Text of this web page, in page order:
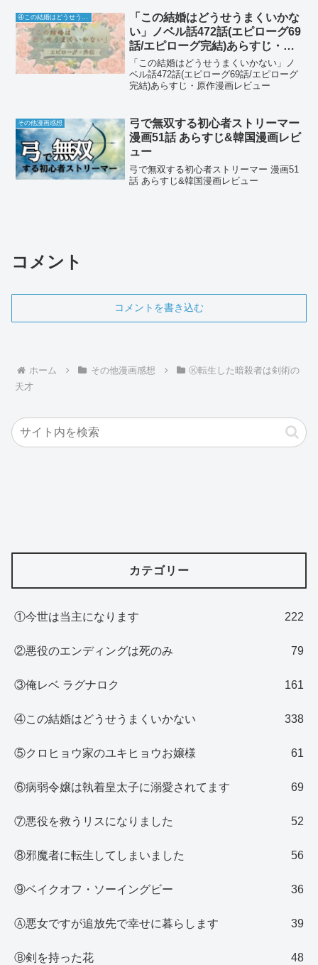
「この結婚はどうせうまくいかな
い」ノベル話472話(エピローグ69
話/エピローグ完結)あらすじ・原
作漫画レビュー
「この結婚はどうせうまくいかない」ノ
ベル話472話(エピローグ69話/エピローグ
完結)あらすじ・原作漫画レビュー
その他漫画感想
弓で無双する初心者ストリーマー
漫画51話 あらすじ&韓国漫画レビ
ュー
弓で無双する初心者ストリーマー 漫画51
話 あらすじ&韓国漫画レビュー
コメント
コメントを書き込む
ホーム その他漫画感想
Ⓚ転生した暗殺者は剣術の
天才
カテゴリー
①今世は当主になります 222
②悪役のエンディングは死のみ 79
③俺レベ ラグナロク 161
④この結婚はどうせうまくいかない 338
⑤クロヒョウ家のユキヒョウお嬢様 61
⑥病弱令嬢は執着皇太子に溺愛されてます 69
⑦悪役を救うリスになりました 52
⑧邪魔者に転生してしまいました 56
⑨ベイクオフ・ソーイングビー 36
Ⓐ悪女ですが追放先で幸せに暮らします 39
Ⓑ剣を持った花 48